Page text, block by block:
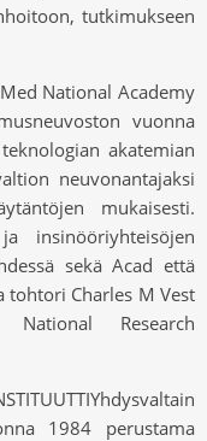
tutkimukseen
National Academy
vuonna
akatemian
neuvonantajaksi
mukaisesti.
insinööriyhteisöjen
sekä Acad että
tohtori Charles M Vest
National Research
1984 perustama